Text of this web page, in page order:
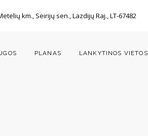
km., Seirijų sen., Lazdijų Raj., LT-67482
PLANAS LANKYTINOS VIETOS